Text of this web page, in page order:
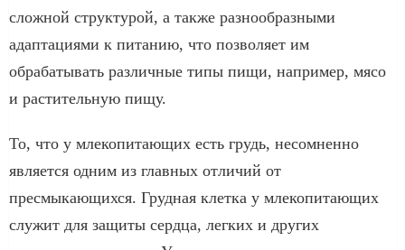
сложной структурой, а также разнообразными
адаптациями к питанию, что позволяет им
обрабатывать различные типы пищи, например, мясо
и растительную пищу.
То, что у млекопитающих есть грудь, несомненно
является одним из главных отличий от
пресмыкающихся. Грудная клетка у млекопитающих
служит для защиты сердца, легких и других